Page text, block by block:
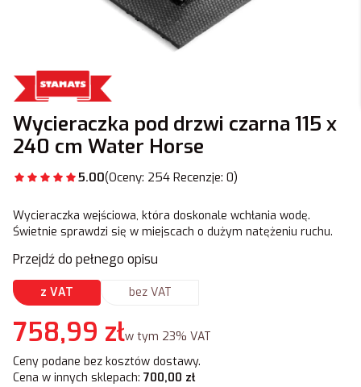
Wycieraczka pod drzwi czarna 115 x
240 cm Water Horse
5.00(Oceny: 254 Recenzje: 0)
Wycieraczka wejściowa, która doskonale wchłania wodę.
Świetnie sprawdzi się w miejscach o dużym natężeniu ruchu.
Przejdź do pełnego opisu
z VAT bez VAT
Cena
758,99 złw tym 23% VAT
w tym 23% VAT
Ceny podane bez kosztów dostawy.
Cena w innych sklepach: 700,00 zł